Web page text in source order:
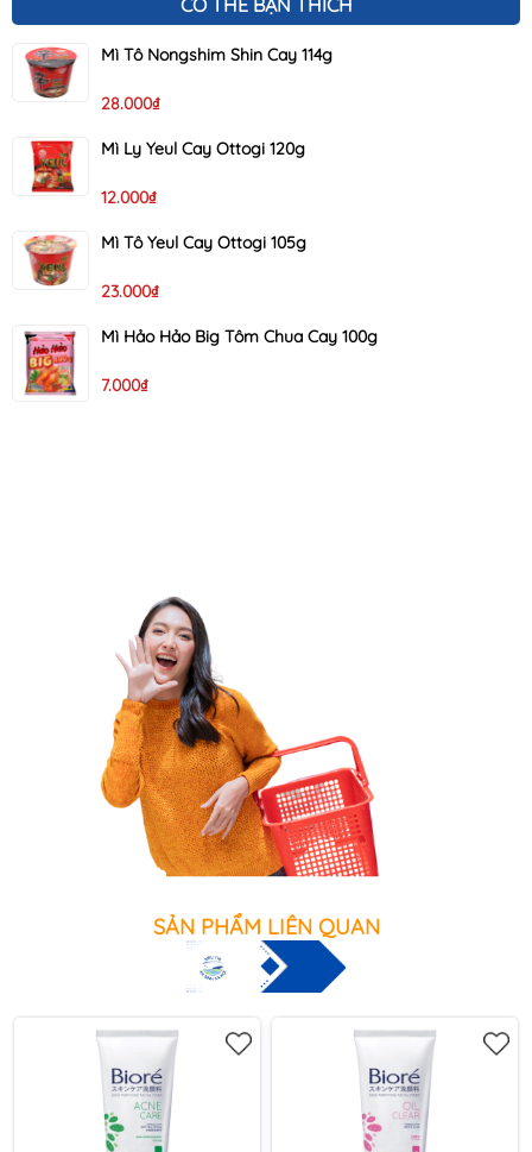
Mì Tô Nongshim Shin Cay 114g
28.000₫
Mì Ly Yeul Cay Ottogi 120g
12.000₫
Mì Tô Yeul Cay Ottogi 105g
23.000₫
Mì Hảo Hảo Big Tôm Chua Cay 100g
7.000₫
SẢN PHẨM LIÊN QUAN